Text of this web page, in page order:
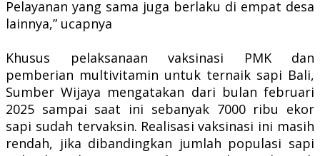
Pelayanan yang sama juga berlaku di empat desa
lainnya,” ucapnya
Khusus pelaksanaan vaksinasi PMK dan
pemberian multivitamin untuk ternaik sapi Bali,
Sumber Wijaya mengatakan dari bulan februari
2025 sampai saat ini sebanyak 7000 ribu ekor
sapi sudah tervaksin. Realisasi vaksinasi ini masih
rendah, jika dibandingkan jumlah populasi sapi